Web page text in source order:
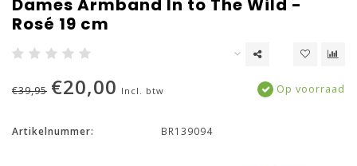
Dames Armband In to The Wild -
Rosé 19 cm
€39,95 €20,00 Incl. btw Op voorraad
Artikelnummer: BR139094